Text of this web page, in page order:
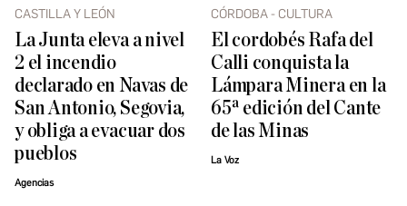
CASTILLA Y LEÓN
La Junta eleva a nivel
2 el incendio
declarado en Navas de
San Antonio, Segovia,
y obliga a evacuar dos
pueblos
Agencias
CÓRDOBA - CULTURA
El cordobés Rafa del
Calli conquista la
Lámpara Minera en la
65ª edición del Cante
de las Minas
La Voz